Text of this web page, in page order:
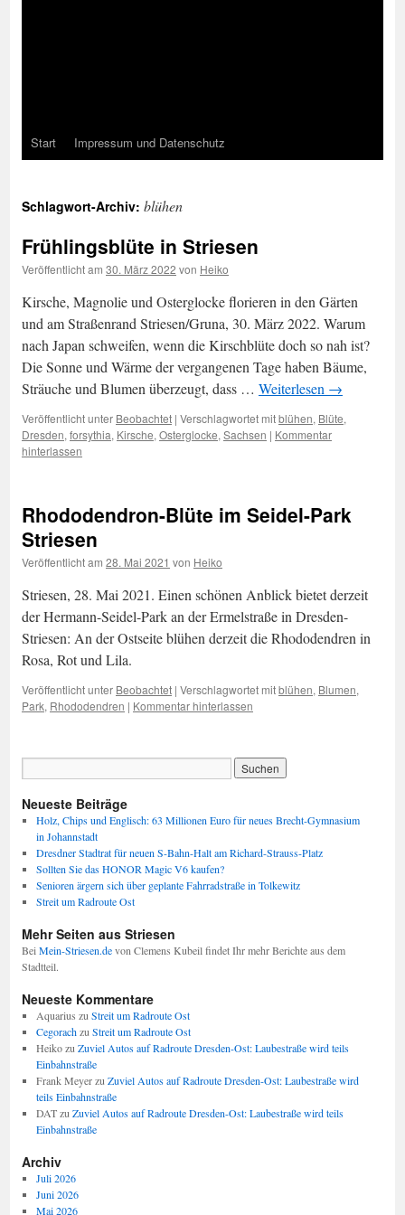
Start Impressum und Datenschutz
Schlagwort-Archiv: blühen
Frühlingsblüte in Striesen
Veröffentlicht am 30. März 2022 von Heiko
Kirsche, Magnolie und Osterglocke florieren in den Gärten
und am Straßenrand Striesen/Gruna, 30. März 2022. Warum
nach Japan schweifen, wenn die Kirschblüte doch so nah ist?
Die Sonne und Wärme der vergangenen Tage haben Bäume,
Sträuche und Blumen überzeugt, dass … Weiterlesen →
Veröffentlicht unter Beobachtet | Verschlagwortet mitblühen, Blüte,
Dresden, forsythia, Kirsche, Osterglocke, Sachsen | Kommentar
hinterlassen
Rhododendron-Blüte im Seidel-Park
Striesen
Veröffentlicht am 28. Mai 2021 von Heiko
Striesen, 28. Mai 2021. Einen schönen Anblick bietet derzeit
der Hermann-Seidel-Park an der Ermelstraße in Dresden-
Striesen: An der Ostseite blühen derzeit die Rhododendren in
Rosa, Rot und Lila.
Veröffentlicht unter Beobachtet | Verschlagwortet mitblühen, Blumen,
Park, Rhododendren | Kommentar hinterlassen
Neueste Beiträge
Holz, Chips und Englisch: 63 Millionen Euro für neues Brecht-Gymnasium
in Johannstadt
Dresdner Stadtrat für neuen S-Bahn-Halt am Richard-Strauss-Platz
Sollten Sie das HONOR Magic V6 kaufen?
Senioren ärgern sich über geplante Fahrradstraße in Tolkewitz
Streit um Radroute Ost
Mehr Seiten aus Striesen
Bei Mein-Striesen.devon Clemens Kubeil findet Ihr mehr Berichte aus dem
Stadtteil.
Neueste Kommentare
Aquarius zu Streit um Radroute Ost
Cegorachzu Streit um Radroute Ost
Heikozu Zuviel Autos auf Radroute Dresden-Ost: Laubestraße wird teils
Einbahnstraße
Frank Meyerzu Zuviel Autos auf Radroute Dresden-Ost: Laubestraße wird
teils Einbahnstraße
DATzu Zuviel Autos auf Radroute Dresden-Ost: Laubestraße wird teils
Einbahnstraße
Archiv
Juli 2026
Juni 2026
Mai 2026